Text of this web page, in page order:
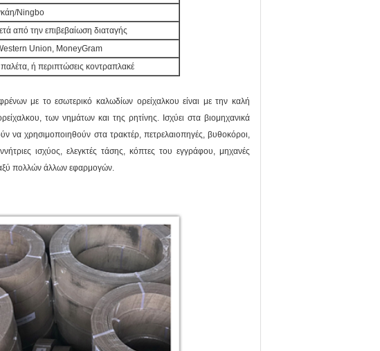
Ningbo
από την επιβεβαίωση διαταγής
Union, MoneyGram
ή περιπτώσεις κοντραπλακέ
με το εσωτερικό καλωδίων ορείχαλκου είναι με την καλή
των νημάτων και της ρητίνης. Ισχύει στα βιομηχανικά
χρησιμοποιηθούν στα τρακτέρ, πετρελαιοπηγές, βυθοκόροι,
ισχύος, ελεγκτές τάσης, κόπτες του εγγράφου, μηχανές
πολλών άλλων εφαρμογών.